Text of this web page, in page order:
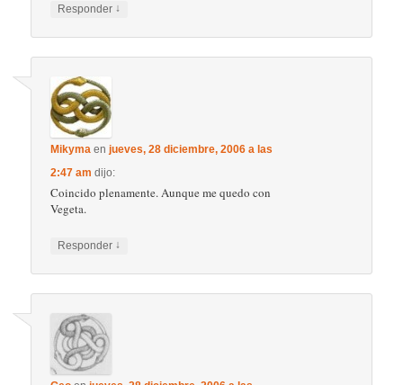
Responder ↓
Mikyma enjueves, 28 diciembre, 2006 a las
2:47 am dijo:
Coincido plenamente. Aunque me quedo con
Vegeta.
Responder ↓